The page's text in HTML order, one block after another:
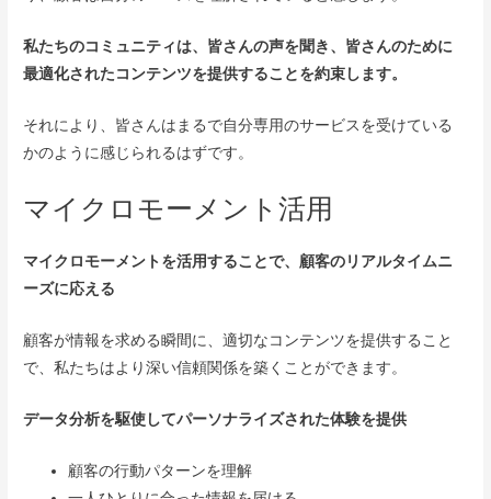
私たちのコミュニティは、皆さんの声を聞き、皆さんのために
最適化されたコンテンツを提供することを約束します。
それにより、皆さんはまるで自分専用のサービスを受けている
かのように感じられるはずです。
マイクロモーメント活用
マイクロモーメントを活用することで、顧客のリアルタイムニ
ーズに応える
顧客が情報を求める瞬間に、適切なコンテンツを提供すること
で、私たちはより深い信頼関係を築くことができます。
データ分析を駆使してパーソナライズされた体験を提供
顧客の行動パターンを理解